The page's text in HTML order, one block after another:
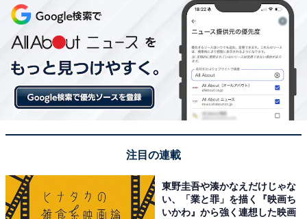
こちらもおすすめ
注目の連載
東野圭吾や湊かなえだけじゃな
い、「業と罪」を描く『映画ち
いかわ』から強く連想した映画